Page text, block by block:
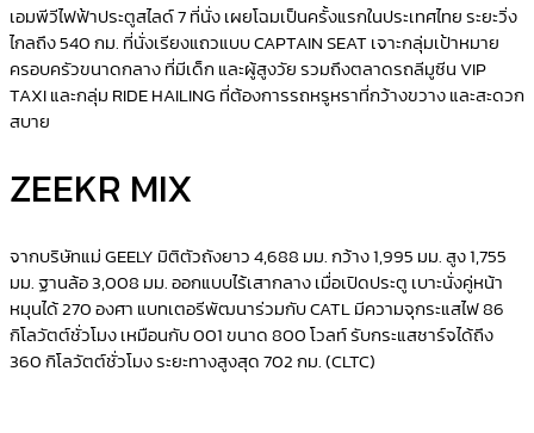
เอมพีวีไฟฟ้าประตูสไลด์ 7 ที่นั่ง เผยโฉมเป็นครั้งแรกในประเทศไทย ระยะวิ่ง
ไกลถึง540กม. ที่นั่งเรียงแถวแบบCAPTAIN SEATเจาะกลุ่มเป้าหมาย
ครอบครัวขนาดกลาง ที่มีเด็ก และผู้สูงวัย รวมถึงตลาดรถลีมูซีน VIP
TAXIและกลุ่ม RIDE HAILING ที่ต้องการรถหรูหราที่กว้างขวาง และสะดวก
สบาย
ZEEKR MIX
จากบริษัทแม่GEELY มิติตัวถังยาว4,688 มม. กว้าง1,995 มม. สูง1,755
มม. ฐานล้อ3,008 มม. ออกแบบไร้เสากลาง เมื่อเปิดประตู เบาะนั่งคู่หน้า
หมุนได้270องศา แบทเตอรีพัฒนาร่วมกับCATLมีความจุกระแสไฟ86
กิโลวัตต์ชั่วโมง เหมือนกับ001ขนาด800โวลท์ รับกระแสชาร์จได้ถึง
360กิโลวัตต์ชั่วโมง ระยะทางสูงสุด702กม. (CLTC)